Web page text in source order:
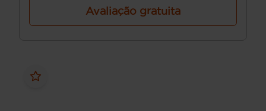
Avaliação gratuita